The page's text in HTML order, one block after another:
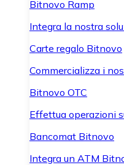
Bitnovo Ramp
Integra la nostra
Carte regalo Bitnovo
Commercializza i
Bitnovo OTC
Effettua operazioni
Bancomat Bitnovo
Integra un ATM